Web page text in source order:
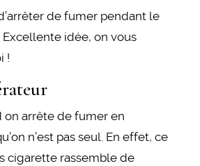
de fumer pendant le
Excellente idée, on vous
!
on arrête de fumer en
n’est pas seul. En effet, ce
cigarette rassemble de